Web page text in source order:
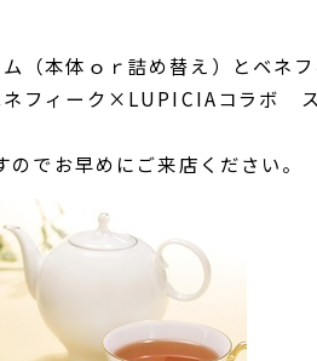
（本体ｏｒ詰め替え）とベネ
ネフィーク×LUPICIAコラボ
でお早めにご来店ください。